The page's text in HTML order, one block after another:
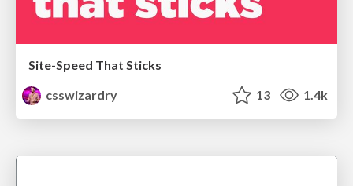
Site-Speed That Sticks
csswizardry
13 1.4k